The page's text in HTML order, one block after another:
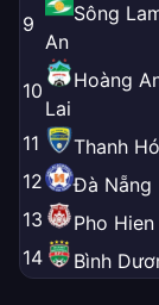
9
Sông
An
10
Hoàng
Lai
11 Thanh
12
Đà Nẵng
13
Pho Hien
14
Bình